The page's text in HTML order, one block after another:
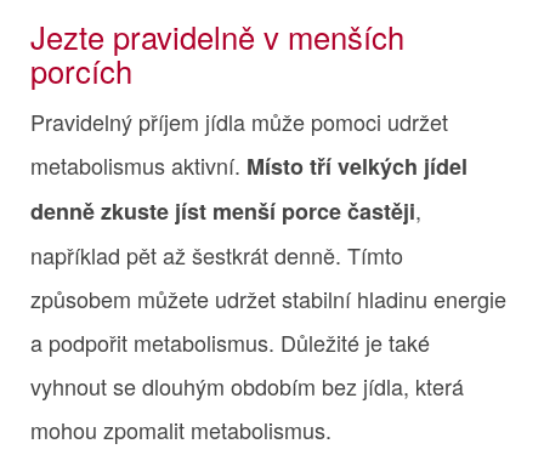
Jezte pravidelně v menších
porcích
Pravidelný příjem jídla může pomoci udržet
metabolismus aktivní. Místo tří velkých jídel
denně zkuste jíst menší porce častěji,
například pět až šestkrát denně. Tímto
způsobem můžete udržet stabilní hladinu energie
a podpořit metabolismus. Důležité je také
vyhnout se dlouhým obdobím bez jídla, která
mohou zpomalit metabolismus.